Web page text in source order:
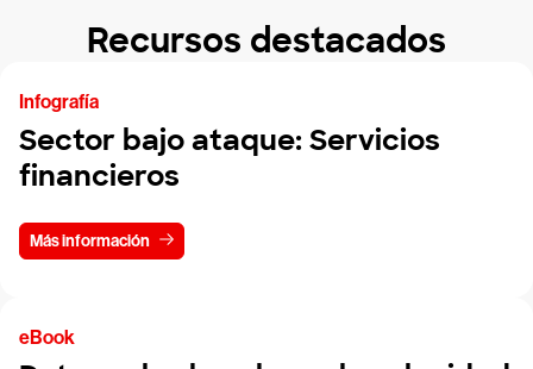
Recursos destacados
Infografía
Sector bajo ataque: Servicios
financieros
Más información
eBook